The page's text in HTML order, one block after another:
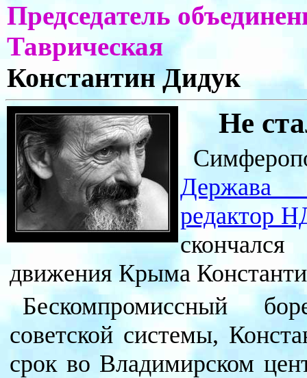
Председатель
Таврическая
Константин Дидук
Не
Держава
редактор
движения Крыма
Бескомпромиссный
советской системы,
срок во Владимирском